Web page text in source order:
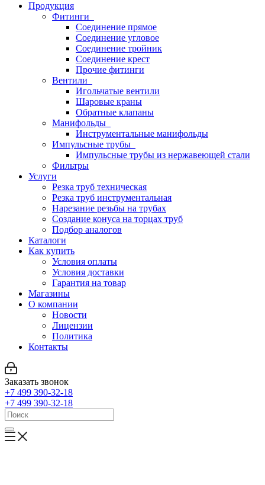
Продукция
Фитинги
Соединение прямое
Соединение угловое
Соединение тройник
Соединение крест
Прочие фитинги
Вентили
Игольчатые вентили
Шаровые краны
Обратные клапаны
Манифольды
Инструментальные манифольды
Импульсные трубы
Импульсные трубы из нержавеющей стали
Фильтры
Услуги
Резка труб техническая
Резка труб инструментальная
Нарезание резьбы на трубах
Создание конуса на торцах труб
Подбор аналогов
Каталоги
Как купить
Условия оплаты
Условия доставки
Гарантия на товар
Магазины
О компании
Новости
Лицензии
Политика
Контакты
Заказать звонок
+7 499 390-32-18
+7 499 390-32-18